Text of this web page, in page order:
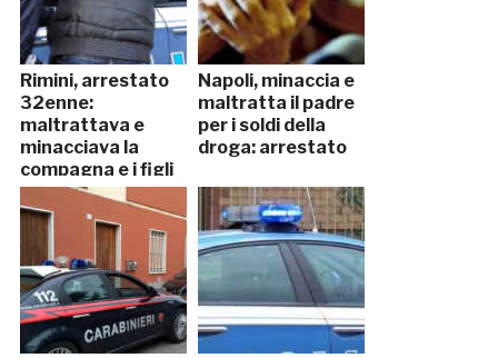
Rimini, arrestato
32enne:
maltrattava e
minacciava la
compagna e i figli
Napoli, minaccia e
maltratta il padre
per i soldi della
droga: arrestato